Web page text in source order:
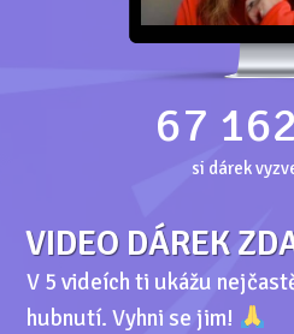
67 162
si dárek
VIDEO DÁREK
V 5 videích ti ukážu
hubnutí. Vyhni se jim!